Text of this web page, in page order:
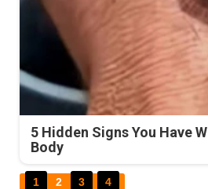
5 Hidden Signs You Have
Body
1 2 3 4